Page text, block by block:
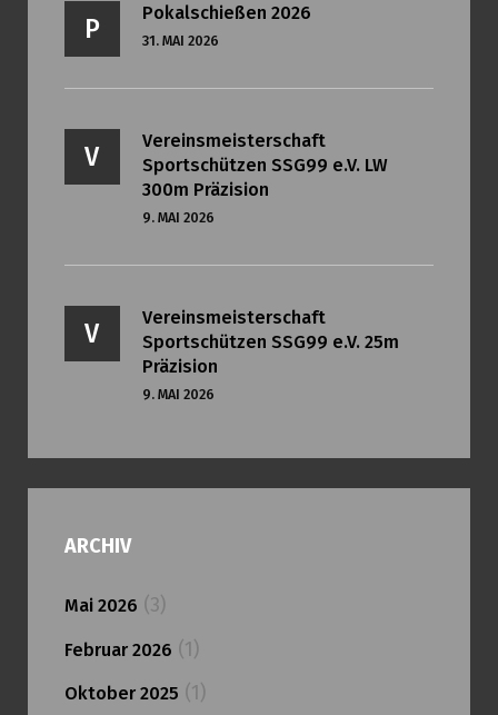
P
Pokalschießen 2026
31. MAI 2026
V
Vereinsmeisterschaft
Sportschützen SSG99 e.V. LW
300m Präzision
9. MAI 2026
V
Vereinsmeisterschaft
Sportschützen SSG99 e.V. 25m
Präzision
9. MAI 2026
ARCHIV
Mai 2026 (3)
Februar 2026 (1)
Oktober 2025 (1)